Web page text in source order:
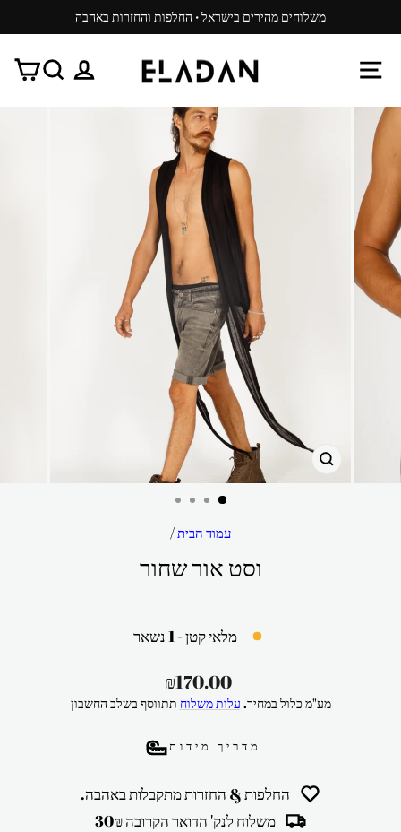
לתוכן
עצור
ניגון
משלוחים מהירים בישראל · החלפות והחזרות באהבה
התנתק
חפש
סגור
עמוד הבית/
וסט אור שחור
מלאי קטן - 1 נשאר
מחיר
רגיל
₪170.00
מע"מ כלול במחיר. עלות משלוח תתווסף בשלב החשבון
מדריך מידות
החלפות & החזרות מתקבלות באהבה.
משלוח לנק' הדואר הקרובה 30₪